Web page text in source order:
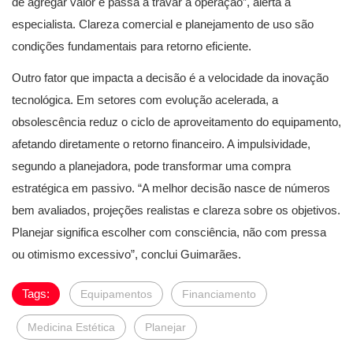
especialista. Clareza comercial e planejamento de uso são
condições fundamentais para retorno eficiente.
Outro fator que impacta a decisão é a velocidade da inovação
tecnológica. Em setores com evolução acelerada, a
obsolescência reduz o ciclo de aproveitamento do equipamento,
afetando diretamente o retorno financeiro. A impulsividade,
segundo a planejadora, pode transformar uma compra
estratégica em passivo. “A melhor decisão nasce de números
bem avaliados, projeções realistas e clareza sobre os objetivos.
Planejar significa escolher com consciência, não com pressa
ou otimismo excessivo”, conclui Guimarães.
Tags: Equipamentos Financiamento
Medicina Estética Planejar